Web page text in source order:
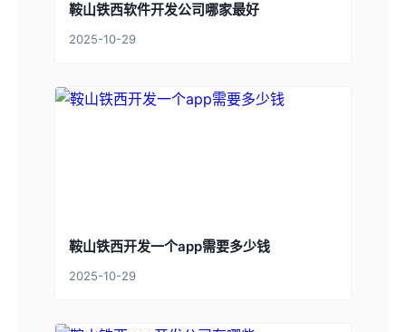
鞍山铁西软件开发公司哪家最好
2025-10-29
鞍山铁西开发一个app需要多少钱
2025-10-29